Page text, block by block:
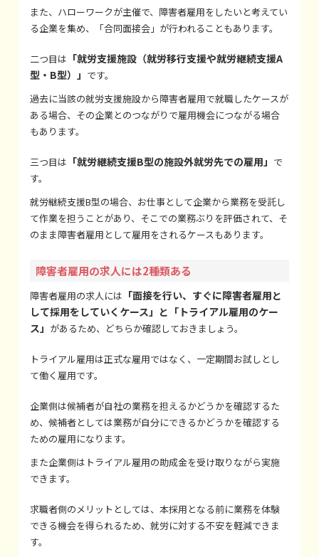
また、ハローワークが主催で、障害者雇用をしたいと考えてい
る企業を集め、「合同面接会」が行われることもあります。
二つ目は 「就労支援施設（就労移行支援や就労継続支援A
型・B型）」 です。
過去に当該の就労支援施設から障害者雇用で就職したケースが
ある場合、その企業とのつながりで雇用機会につながる場合
もあります。
三つ目は 「就労継続支援B型の施設外就労先での雇用」 で
す。
就労継続支援B型の場合、お仕事として企業から業務を受託し
て作業を担うことがあり、そこでの業務ぶりを評価されて、そ
のまま障害者雇用として雇用をされるケースもあります。
障害者雇用の求人には2種類ある
障害者雇用の求人には 「面接を行い、すぐに障害者雇用と
して採用をしていくケース」と「トライアル雇用のケー
ス」 があるため、どちらか確認しておきましょう。
トライアル雇用は正式な雇用ではなく、一定期間お試しとし
て働く雇用です。
企業側は候補者が自社の業務を担えるかどうかを確認するた
め、候補者としては業務が自分にできるかどうかを確認する
ための雇用になります。
また企業側はトライアル雇用の助成金を受け取りながら実施
できます。
求職者側のメリットとしては、本採用となる前に業務を体験
できる機会を得られるため、就労に対する不安を軽減できま
す。